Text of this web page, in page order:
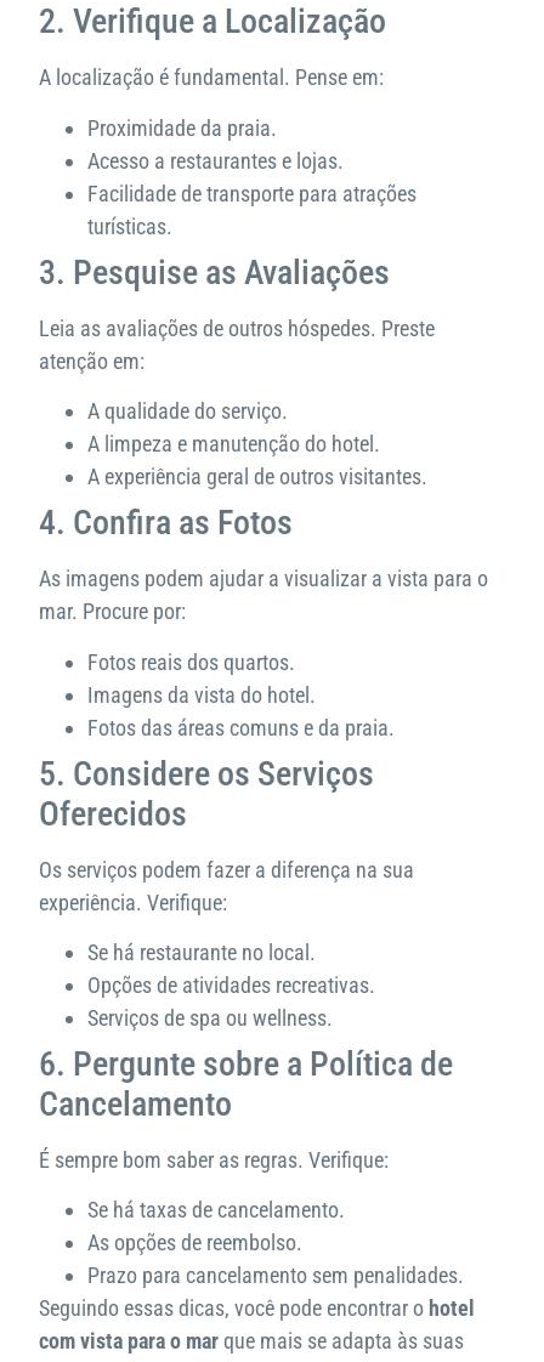
2. Verifique a Localização
A localização é fundamental. Pense em:
Proximidade da praia.
Acesso a restaurantes e lojas.
Facilidade de transporte para atrações
turísticas.
3. Pesquise as Avaliações
Leia as avaliações de outros hóspedes. Preste
atenção em:
A qualidade do serviço.
A limpeza e manutenção do hotel.
A experiência geral de outros visitantes.
4. Confira as Fotos
As imagens podem ajudar a visualizar a vista para o
mar. Procure por:
Fotos reais dos quartos.
Imagens da vista do hotel.
Fotos das áreas comuns e da praia.
5. Considere os Serviços
Oferecidos
Os serviços podem fazer a diferença na sua
experiência. Verifique:
Se há restaurante no local.
Opções de atividades recreativas.
Serviços de spa ou wellness.
6. Pergunte sobre a Política de
Cancelamento
É sempre bom saber as regras. Verifique:
Se há taxas de cancelamento.
As opções de reembolso.
Prazo para cancelamento sem penalidades.
Seguindo essas dicas, você pode encontrar o hotel
com vista para o marque mais se adapta às suas